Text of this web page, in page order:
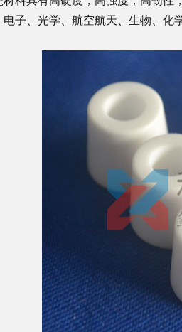
子、光学、航空航天、生物、化